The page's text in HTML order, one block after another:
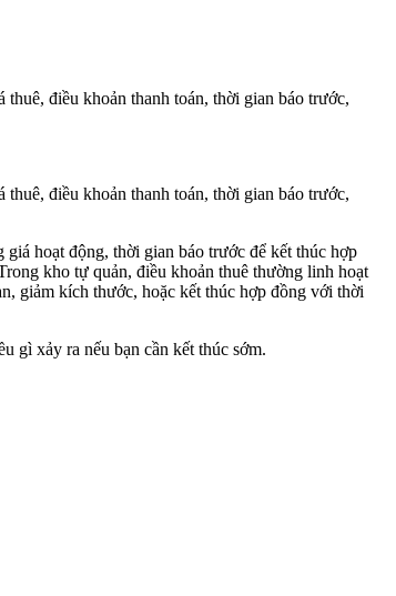
điều khoản thanh toán, thời gian báo trước,
điều khoản thanh toán, thời gian báo trước,
hoạt động, thời gian báo trước để kết thúc hợp
kho tự quản, điều khoản thuê thường linh hoạt
giảm kích thước, hoặc kết thúc hợp đồng với thời
gì xảy ra nếu bạn cần kết thúc sớm.